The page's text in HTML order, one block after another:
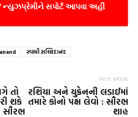
સપોર્ટ આપવા અહીં
સ્વામી સચ્ચિદાનંદ
તો
શકે
સૌરભ
Next article
રશિયા અને યુક્રેનની લડાઈમાં
તમારે કોનો પક્ષ લેવો : સૌરભ
શાહ